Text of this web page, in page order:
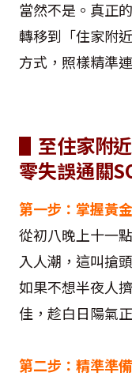
當然不是。真正
轉移到「住家附
方式，照樣精準
▋至住家附近
零失誤通關
第一步：掌握黃
從初八晚上十一
入人潮，這叫搶
如果不想半夜人
佳，趁白日陽氣
第二步：精準準